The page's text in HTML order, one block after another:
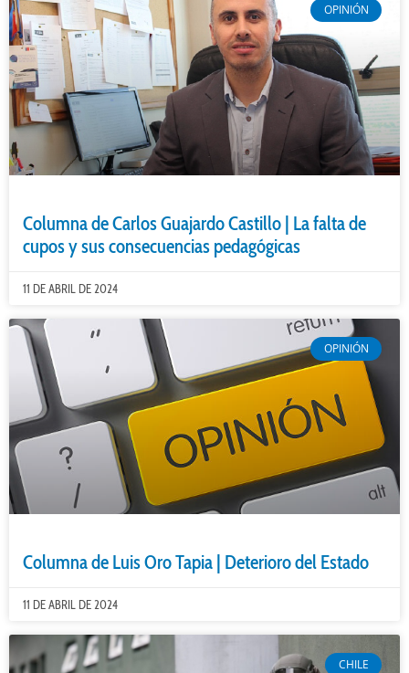
OPINIÓN
Columna de Carlos Guajardo Castillo | La falta de
cupos y sus consecuencias pedagógicas
11 DE ABRIL DE 2024
OPINIÓN
Columna de Luis Oro Tapia | Deterioro del Estado
11 DE ABRIL DE 2024
CHILE